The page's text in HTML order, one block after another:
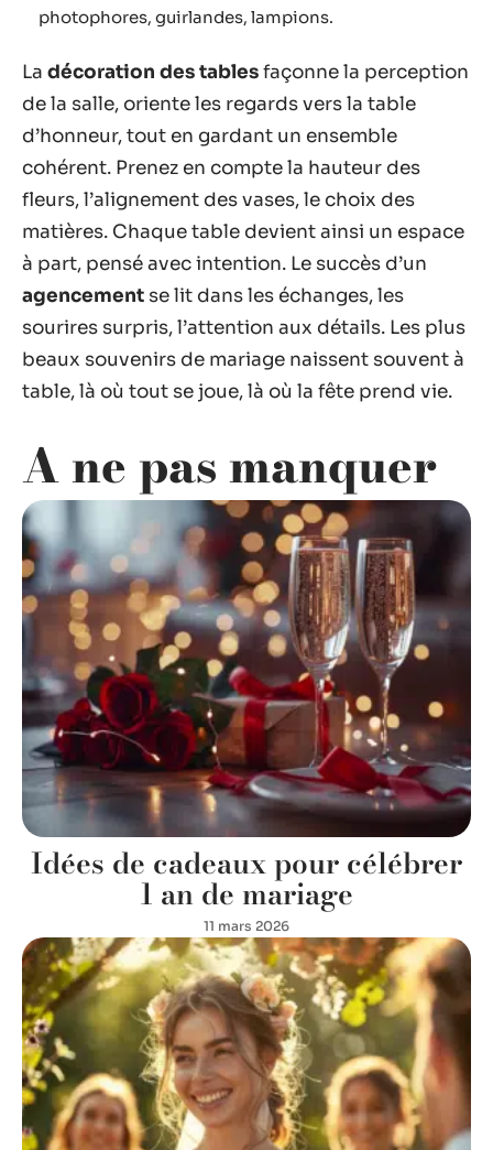
photophores, guirlandes, lampions.
La décoration des tablesfaçonne la perception
de la salle, oriente les regards vers la table
d’honneur, tout en gardant un ensemble
cohérent. Prenez en compte la hauteur des
fleurs, l’alignement des vases, le choix des
matières. Chaque table devient ainsi un espace
à part, pensé avec intention. Le succès d’un
agencement se lit dans les échanges, les
sourires surpris, l’attention aux détails. Les plus
beaux souvenirs de mariage naissent souvent à
table, là où tout se joue, là où la fête prend vie.
A ne pas manquer
Idées de cadeaux pour célébrer
1 an de mariage
11 mars 2026